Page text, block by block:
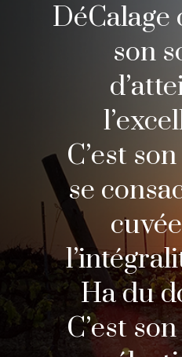
DéCalage
son
C’est
se
Ha du
C’est